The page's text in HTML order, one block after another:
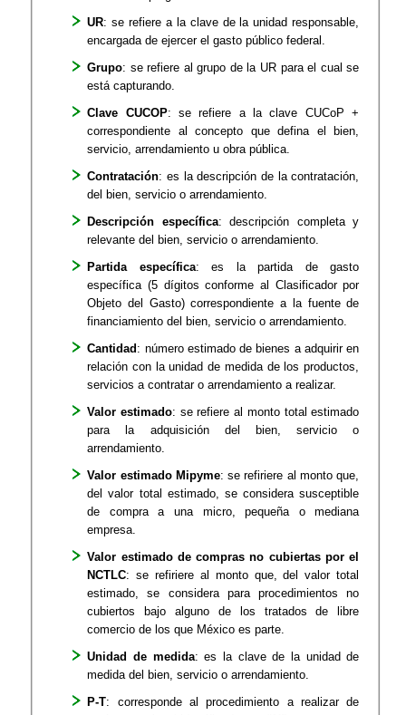
UR: se refiere a la clave de la unidad responsable,
encargada de ejercer el gasto público federal.
Grupo: se refiere al grupo de la UR para el cual se
está capturando.
Clave CUCOP: se refiere a la clave CUCoP +
correspondiente al concepto que defina el bien,
servicio, arrendamiento u obra pública.
Contratación: es la descripción de la contratación,
del bien, servicio o arrendamiento.
Descripción específica: descripción completa y
relevante del bien, servicio o arrendamiento.
Partida específica: es la partida de gasto
específica (5 dígitos conforme al Clasificador por
Objeto del Gasto) correspondiente a la fuente de
financiamiento del bien, servicio o arrendamiento.
Cantidad : número estimado de bienes a adquirir en
relación con la unidad de medida de los productos,
servicios a contratar o arrendamiento a realizar.
Valor estimado: se refiere al monto total estimado
para la adquisición del bien, servicio o
arrendamiento.
Valor estimado Mipyme: se refiriere al monto que,
del valor total estimado, se considera susceptible
de compra a una micro, pequeña o mediana
empresa.
Valor estimado de compras no cubiertas por el
NCTLC: se refiriere al monto que, del valor total
estimado, se considera para procedimientos no
cubiertos bajo alguno de los tratados de libre
comercio de los que México es parte.
Unidad de medida: es la clave de la unidad de
medida del bien, servicio o arrendamiento.
P-T: corresponde al procedimiento a realizar de